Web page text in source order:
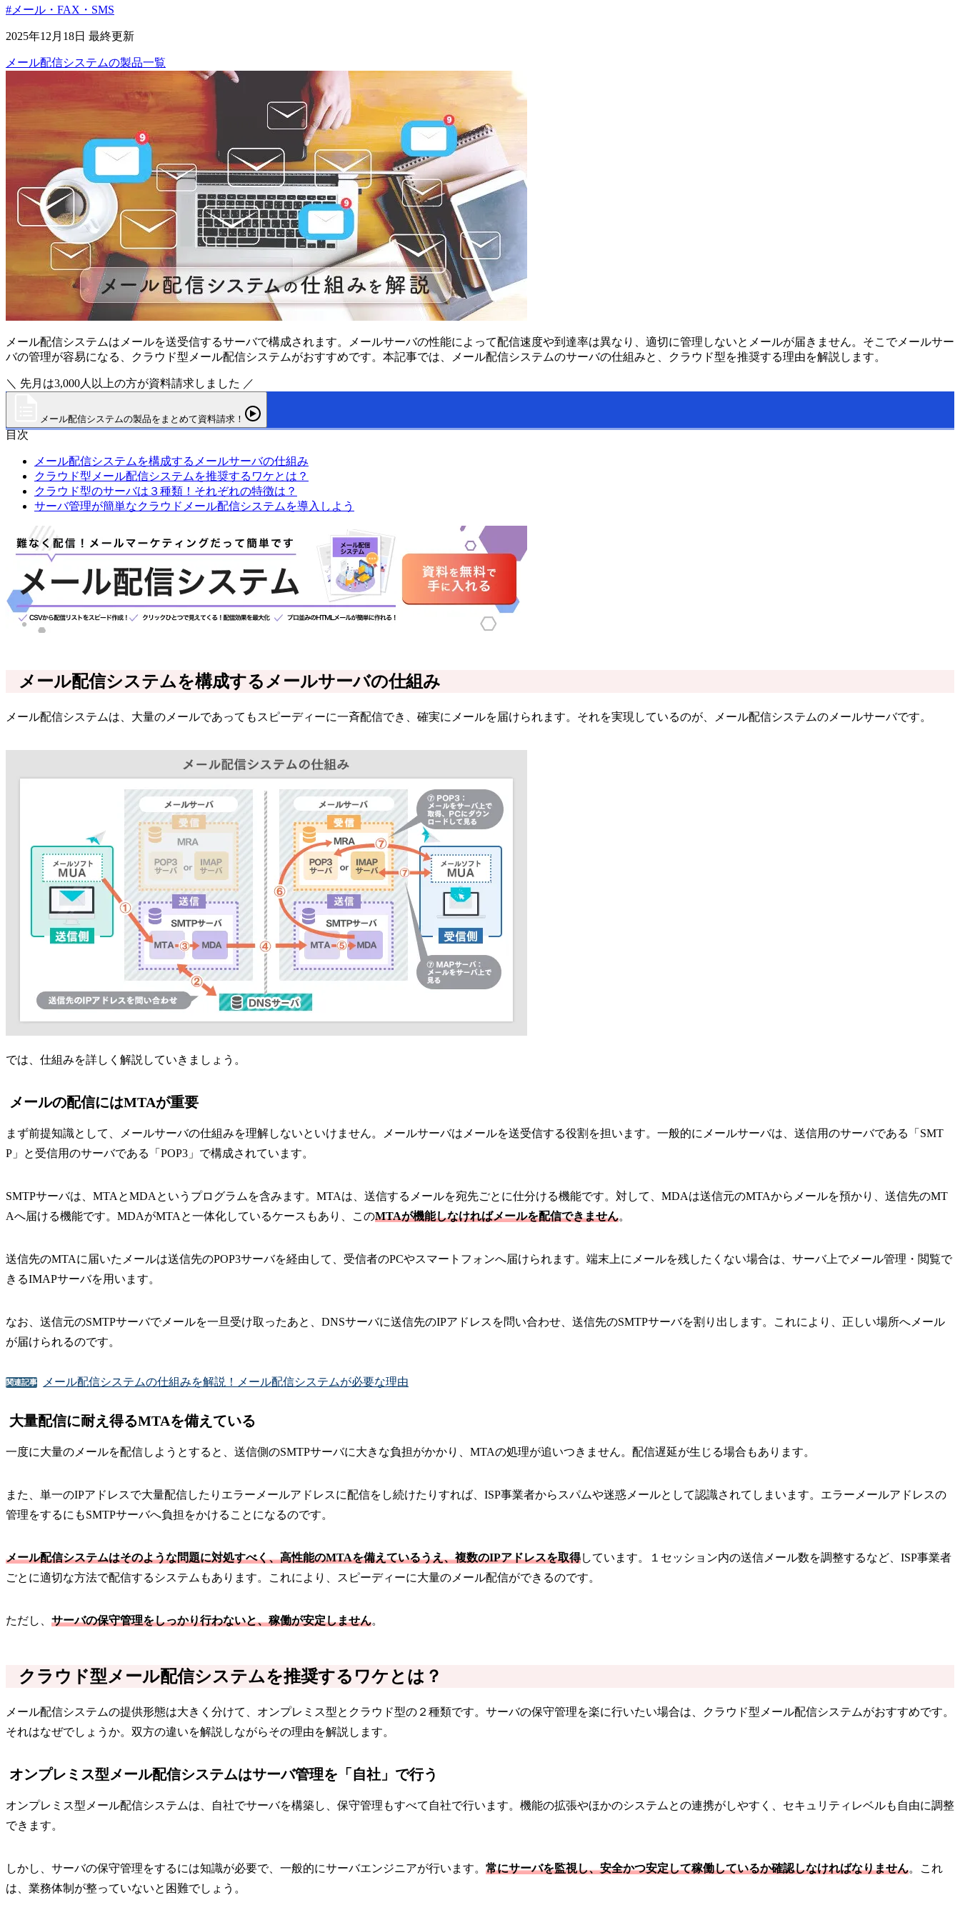
#メール・FAX・SMS
2025年12月18日 最終更新
メール配信システムの製品一覧
メール配信システムはメールを送受信するサーバで構成されます。メールサーバの性能によって配信速度や到達率は異なり、適切に管理しないとメールが届きません。そこでメールサー
バの管理が容易になる、クラウド型メール配信システムがおすすめです。本記事では、メール配信システムのサーバの仕組みと、クラウド型を推奨する理由を解説します。
＼ 先月は3,000人以上の方が資料請求しました ／
メール配信システムの製品をまとめて資料請求！
目次
メール配信システムを構成するメールサーバの仕組み
クラウド型メール配信システムを推奨するワケとは？
クラウド型のサーバは３種類！それぞれの特徴は？
サーバ管理が簡単なクラウドメール配信システムを導入しよう
メール配信システムを構成するメールサーバの仕組み
メール配信システムは、大量のメールであってもスピーディーに一斉配信でき、確実にメールを届けられます。それを実現しているのが、メール配信システムのメールサーバです。
では、仕組みを詳しく解説していきましょう。
メールの配信にはMTAが重要
まず前提知識として、メールサーバの仕組みを理解しないといけません。メールサーバはメールを送受信する役割を担います。一般的にメールサーバは、送信用のサーバである「SMT
P」と受信用のサーバである「POP3」で構成されています。
SMTPサーバは、MTAとMDAというプログラムを含みます。MTAは、送信するメールを宛先ごとに仕分ける機能です。対して、MDAは送信元のMTAからメールを預かり、送信先のMT
Aへ届ける機能です。MDAがMTAと一体化しているケースもあり、このMTAが機能しなければメールを配信できません。
送信先のMTAに届いたメールは送信先のPOP3サーバを経由して、受信者のPCやスマートフォンへ届けられます。端末上にメールを残したくない場合は、サーバ上でメール管理・閲覧で
きるIMAPサーバを用います。
なお、送信元のSMTPサーバでメールを一旦受け取ったあと、DNSサーバに送信先のIPアドレスを問い合わせ、送信先のSMTPサーバを割り出します。これにより、正しい場所へメール
が届けられるのです。
関連記事 メール配信システムの仕組みを解説！メール配信システムが必要な理由
大量配信に耐え得るMTAを備えている
一度に大量のメールを配信しようとすると、送信側のSMTPサーバに大きな負担がかかり、MTAの処理が追いつきません。配信遅延が生じる場合もあります。
また、単一のIPアドレスで大量配信したりエラーメールアドレスに配信をし続けたりすれば、ISP事業者からスパムや迷惑メールとして認識されてしまいます。エラーメールアドレスの
管理をするにもSMTPサーバへ負担をかけることになるのです。
メール配信システムはそのような問題に対処すべく、高性能のMTAを備えているうえ、複数のIPアドレスを取得しています。１セッション内の送信メール数を調整するなど、ISP事業者
ごとに適切な方法で配信するシステムもあります。これにより、スピーディーに大量のメール配信ができるのです。
ただし、 サーバの保守管理をしっかり行わないと、稼働が安定しません。
クラウド型メール配信システムを推奨するワケとは？
メール配信システムの提供形態は大きく分けて、オンプレミス型とクラウド型の２種類です。サーバの保守管理を楽に行いたい場合は、クラウド型メール配信システムがおすすめです。
それはなぜでしょうか。双方の違いを解説しながらその理由を解説します。
オンプレミス型メール配信システムはサーバ管理を「自社」で行う
オンプレミス型メール配信システムは、自社でサーバを構築し、保守管理もすべて自社で行います。機能の拡張やほかのシステムとの連携がしやすく、セキュリティレベルも自由に調整
できます。
しかし、サーバの保守管理をするには知識が必要で、一般的にサーバエンジニアが行います。 常にサーバを監視し、安全かつ安定して稼働しているか確認しなければなりません。これ
は、業務体制が整っていないと困難でしょう。